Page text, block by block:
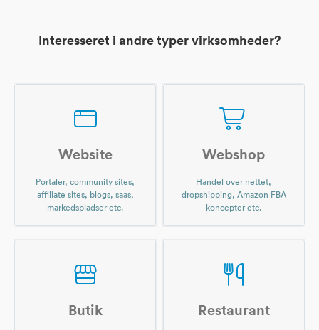
Interesseret i andre typer virksomheder?
Website
Portaler, community sites,
affiliate sites, blogs, saas,
markedspladser etc.
Webshop
Handel over nettet,
dropshipping, Amazon FBA
koncepter etc.
Butik Restaurant